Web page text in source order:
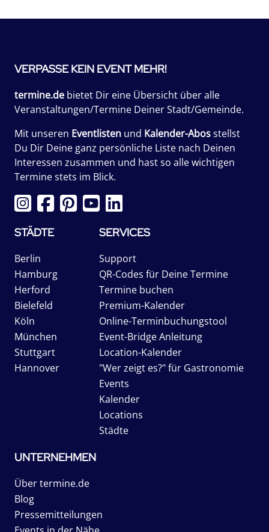
VERPASSE KEIN EVENT MEHR!
termine.de bietet Dir eine Übersicht über alle
Veranstaltungen/Termine Deiner Stadt/Gemeinde.
Mit unseren Eventlisten und Kalender-Abosstellst
Du Dir Deine ganz persönliche Liste nach Deinen
Interessen zusammen und hast so alle wichtigen
Termine stets im Blick.
STÄDTE
Berlin
Hamburg
Herford
Bielefeld
Köln
München
Stuttgart
Hannover
SERVICES
Support
QR-Codes für Deine Termine
Termine buchen
Premium-Kalender
Online-Terminbuchungstool
Event-Bridge Anleitung
Location-Kalender
"Wer zeigt es?" für Gastronomie
Events
Kalender
Locations
Städte
UNTERNEHMEN
Über termine.de
Blog
Pressemitteilungen